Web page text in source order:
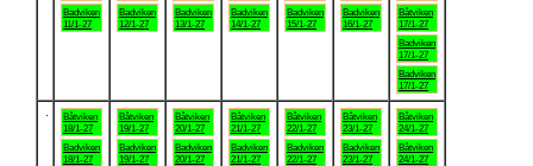
Badviken
11/1-27
Badviken
12/1-27
Badviken
13/1-27
Badviken
14/1-27
Badviken
15/1-27
Badviken
16/1-27
Båtviken
17/1-27
Badviken
17/1-27
Badviken
17/1-27
Båtviken
18/1-27
Badviken
18/1-27
Båtviken
19/1-27
Badviken
19/1-27
Båtviken
20/1-27
Badviken
20/1-27
Båtviken
21/1-27
Badviken
21/1-27
Båtviken
22/1-27
Badviken
22/1-27
Båtviken
23/1-27
Badviken
23/1-27
Båtviken
24/1-27
Båtviken
24/1-27